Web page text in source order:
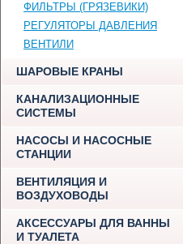
ФИЛЬТРЫ (ГРЯЗЕВИКИ)
РЕГУЛЯТОРЫ ДАВЛЕНИЯ
ВЕНТИЛИ
ШАРОВЫЕ КРАНЫ
КАНАЛИЗАЦИОННЫЕ
СИСТЕМЫ
НАСОСЫ И НАСОСНЫЕ
СТАНЦИИ
ВЕНТИЛЯЦИЯ И
ВОЗДУХОВОДЫ
АКСЕССУАРЫ ДЛЯ ВАННЫ
И ТУАЛЕТА